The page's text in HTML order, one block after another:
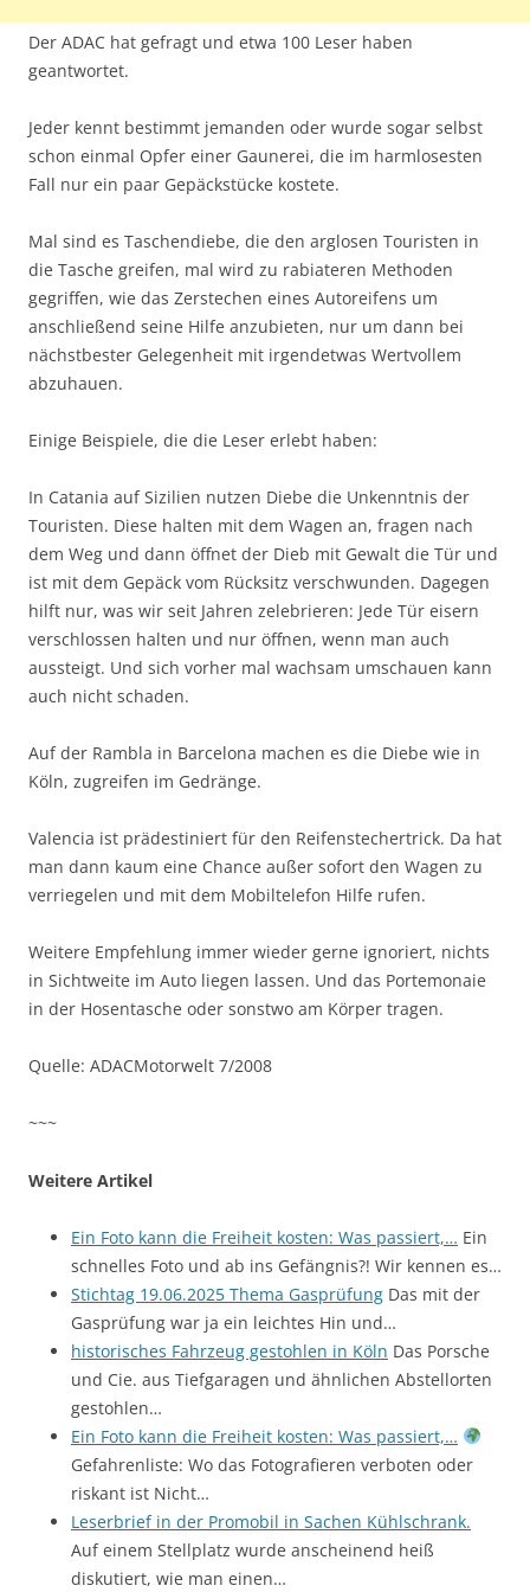
Der ADAC hat gefragt und etwa 100 Leser haben
geantwortet.
Jeder kennt bestimmt jemanden oder wurde sogar selbst
schon einmal Opfer einer Gaunerei, die im harmlosesten
Fall nur ein paar Gepäckstücke kostete.
Mal sind es Taschendiebe, die den arglosen Touristen in
die Tasche greifen, mal wird zu rabiateren Methoden
gegriffen, wie das Zerstechen eines Autoreifens um
anschließend seine Hilfe anzubieten, nur um dann bei
nächstbester Gelegenheit mit irgendetwas Wertvollem
abzuhauen.
Einige Beispiele, die die Leser erlebt haben:
In Catania auf Sizilien nutzen Diebe die Unkenntnis der
Touristen. Diese halten mit dem Wagen an, fragen nach
dem Weg und dann öffnet der Dieb mit Gewalt die Tür und
ist mit dem Gepäck vom Rücksitz verschwunden. Dagegen
hilft nur, was wir seit Jahren zelebrieren: Jede Tür eisern
verschlossen halten und nur öffnen, wenn man auch
aussteigt. Und sich vorher mal wachsam umschauen kann
auch nicht schaden.
Auf der Rambla in Barcelona machen es die Diebe wie in
Köln, zugreifen im Gedränge.
Valencia ist prädestiniert für den Reifenstechertrick. Da hat
man dann kaum eine Chance außer sofort den Wagen zu
verriegelen und mit dem Mobiltelefon Hilfe rufen.
Weitere Empfehlung immer wieder gerne ignoriert, nichts
in Sichtweite im Auto liegen lassen. Und das Portemonaie
in der Hosentasche oder sonstwo am Körper tragen.
Quelle: ADACMotorwelt 7/2008
~~~
Weitere Artikel
Ein Foto kann die Freiheit kosten: Was passiert,… Ein
schnelles Foto und ab ins Gefängnis?! Wir kennen es…
Stichtag 19.06.2025 Thema Gasprüfung Das mit der
Gasprüfung war ja ein leichtes Hin und…
historisches Fahrzeug gestohlen in Köln Das Porsche
und Cie. aus Tiefgaragen und ähnlichen Abstellorten
gestohlen…
Ein Foto kann die Freiheit kosten: Was passiert,…
Gefahrenliste: Wo das Fotografieren verboten oder
riskant ist Nicht…
Leserbrief in der Promobil in Sachen Kühlschrank.
Auf einem Stellplatz wurde anscheinend heiß
diskutiert, wie man einen…